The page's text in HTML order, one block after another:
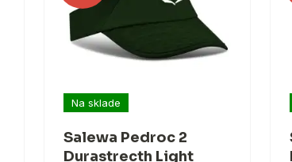
Na sklade
Salewa Pedroc 2
Durastrecth Light